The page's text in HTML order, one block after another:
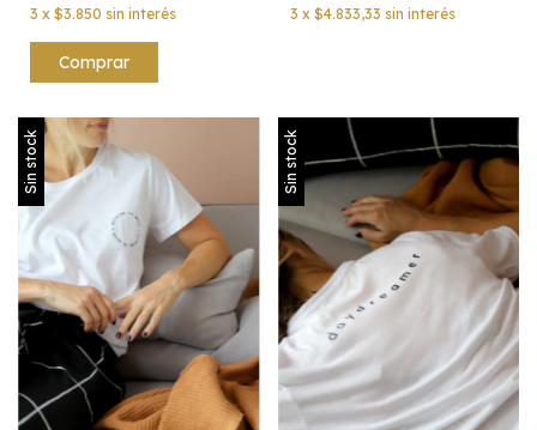
3 x $3.850 sin interés
3 x $4.833,33 sin interés
Sin stock Sin stock